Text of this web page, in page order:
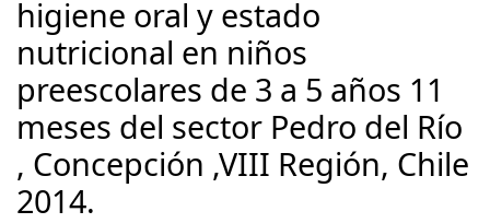
higiene oral y estado
nutricional en niños
preescolares de 3 a 5 años 11
meses del sector Pedro del Río
, Concepción ,VIII Región, Chile
2014.